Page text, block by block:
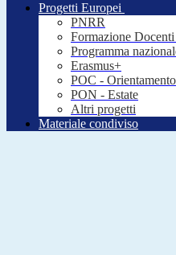
Progetti Europei
PNRR
Formazione
Programma
Erasmus+
POC - Orientamento
PON - Estate
Altri progetti
Materiale condiviso